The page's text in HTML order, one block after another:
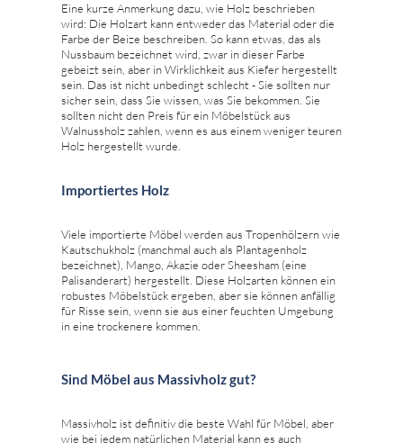
Eine kurze Anmerkung dazu, wie Holz beschrieben
wird: Die Holzart kann entweder das Material oder die
Farbe der Beize beschreiben. So kann etwas, das als
Nussbaum bezeichnet wird, zwar in dieser Farbe
gebeizt sein, aber in Wirklichkeit aus Kiefer hergestellt
sein. Das ist nicht unbedingt schlecht - Sie sollten nur
sicher sein, dass Sie wissen, was Sie bekommen. Sie
sollten nicht den Preis für ein Möbelstück aus
Walnussholz zahlen, wenn es aus einem weniger teuren
Holz hergestellt wurde.
Importiertes Holz
Viele importierte Möbel werden aus Tropenhölzern wie
Kautschukholz (manchmal auch als Plantagenholz
bezeichnet), Mango, Akazie oder Sheesham (eine
Palisanderart) hergestellt. Diese Holzarten können ein
robustes Möbelstück ergeben, aber sie können anfällig
für Risse sein, wenn sie aus einer feuchten Umgebung
in eine trockenere kommen.
Sind Möbel aus Massivholz gut?
Massivholz ist definitiv die beste Wahl für Möbel, aber
wie bei jedem natürlichen Material kann es auch